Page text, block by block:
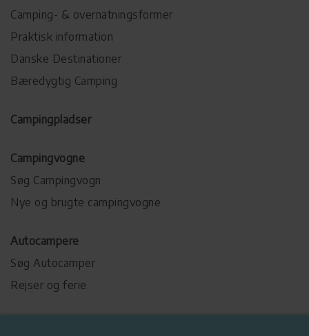
Camping- & overnatningsformer
Praktisk information
Danske Destinationer
Bæredygtig Camping
Campingpladser
Campingvogne
Søg Campingvogn
Nye og brugte campingvogne
Autocampere
Søg Autocamper
Rejser og ferie